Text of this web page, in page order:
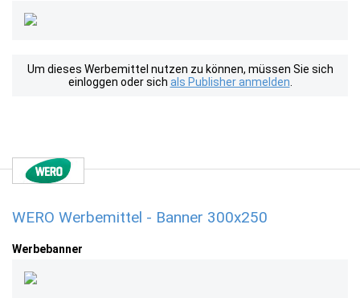
Um dieses Werbemittel nutzen zu können, müssen Sie sich
einloggen oder sich als Publisher anmelden
WERO Werbemittel - Banner 300x250
Werbebanner